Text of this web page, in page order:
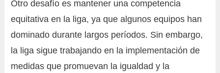
Otro desafío es mantener una competencia
equitativa en la liga, ya que algunos equipos han
dominado durante largos períodos. Sin embargo,
la liga sigue trabajando en la implementación de
medidas que promuevan la igualdad y la